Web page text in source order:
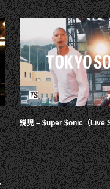
鋭児 – $uper $onic（Live